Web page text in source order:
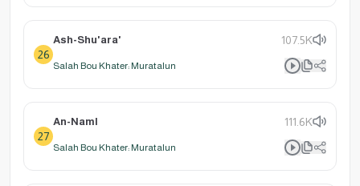
26
Ash-Shu'ara' 107.5K
Salah Bou Khater: Muratalun
27
An-Naml 111.6K
Salah Bou Khater: Muratalun